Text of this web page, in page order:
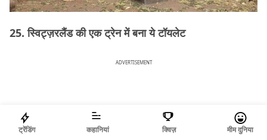
25. स्विट्ज़रलैंड की एक ट्रेन में बना ये टॉयलेट
ADVERTISEMENT
ट्रेंडिंग कहानियां क्विज़ मीम दुनिया